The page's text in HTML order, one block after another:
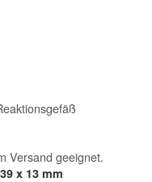
Versand geeignet.
x 13 mm